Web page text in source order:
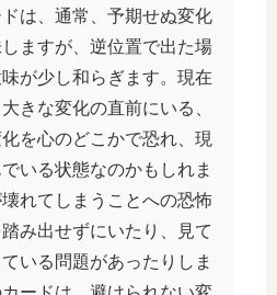
ドは、通常、予期せぬ変化
ますが、逆位置で出た場
が少し和らぎます。現在
きな変化の直前にいる、
を心のどこかで恐れ、現
いる状態なのかもしれま
れてしまうことへの恐怖
み出せずにいたり、見て
いる問題があったりしま